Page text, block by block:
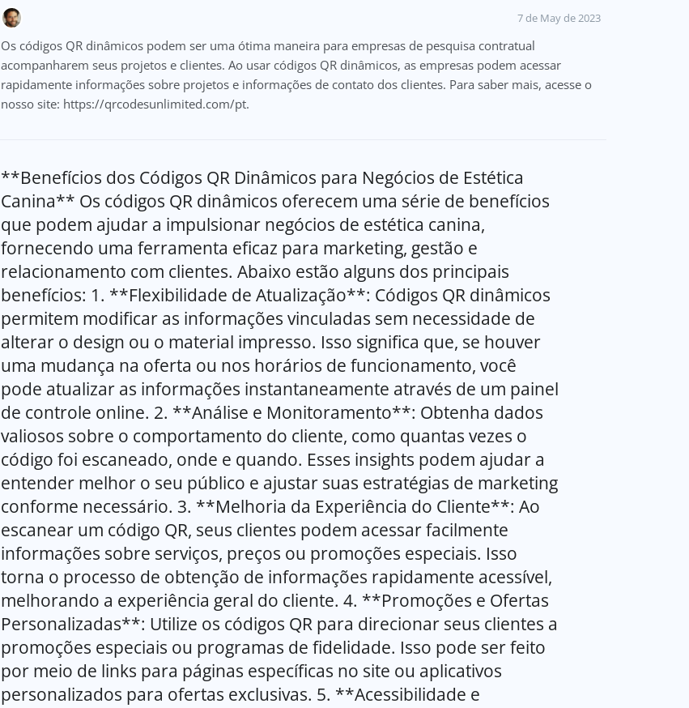
7 de May de 2023
Os códigos QR dinâmicos podem ser uma ótima maneira para empresas de pesquisa contratual
acompanharem seus projetos e clientes. Ao usar códigos QR dinâmicos, as empresas podem acessar
rapidamente informações sobre projetos e informações de contato dos clientes. Para saber mais, acesse o
nosso site: https://qrcodesunlimited.com/pt.
**Benefícios dos Códigos QR Dinâmicos para Negócios de Estética
Canina** Os códigos QR dinâmicos oferecem uma série de benefícios
que podem ajudar a impulsionar negócios de estética canina,
fornecendo uma ferramenta eficaz para marketing, gestão e
relacionamento com clientes. Abaixo estão alguns dos principais
benefícios: 1. **Flexibilidade de Atualização**: Códigos QR dinâmicos
permitem modificar as informações vinculadas sem necessidade de
alterar o design ou o material impresso. Isso significa que, se houver
uma mudança na oferta ou nos horários de funcionamento, você
pode atualizar as informações instantaneamente através de um painel
de controle online. 2. **Análise e Monitoramento**: Obtenha dados
valiosos sobre o comportamento do cliente, como quantas vezes o
código foi escaneado, onde e quando. Esses insights podem ajudar a
entender melhor o seu público e ajustar suas estratégias de marketing
conforme necessário. 3. **Melhoria da Experiência do Cliente**: Ao
escanear um código QR, seus clientes podem acessar facilmente
informações sobre serviços, preços ou promoções especiais. Isso
torna o processo de obtenção de informações rapidamente acessível,
melhorando a experiência geral do cliente. 4. **Promoções e Ofertas
Personalizadas**: Utilize os códigos QR para direcionar seus clientes a
promoções especiais ou programas de fidelidade. Isso pode ser feito
por meio de links para páginas específicas no site ou aplicativos
personalizados para ofertas exclusivas. 5. **Acessibilidade e